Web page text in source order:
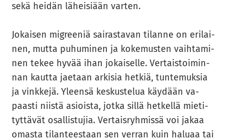
sekä hei­dän lä­hei­si­ään var­ten.
Jo­kai­sen migree­niä sai­ras­ta­van ti­lan­ne on eri­lai­
nen, mutta pu­hu­mi­nen ja ko­ke­mus­ten vaih­ta­mi­
nen tekee hyvää ihan jo­kai­sel­le. Ver­tais­toi­min­
nan kaut­ta jae­taan ar­ki­sia het­kiä, tun­te­muk­sia
ja vink­ke­jä. Yleen­sä kes­kus­te­lua käy­dään va­
paas­ti niis­tä asiois­ta, jotka sillä het­kel­lä mie­ti­
tyt­tä­vät osal­lis­tu­jia. Ver­tais­ryh­mis­sä voi jakaa
omas­ta ti­lan­tees­taan sen ver­ran kuin ha­lu­aa tai